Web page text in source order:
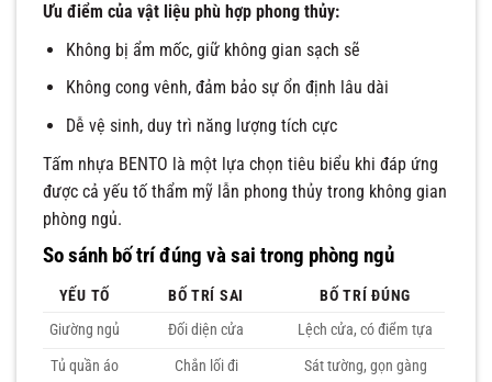
Ưu điểm của vật liệu phù hợp phong thủy:
Không bị ẩm mốc, giữ không gian sạch sẽ
Không cong vênh, đảm bảo sự ổn định lâu dài
Dễ vệ sinh, duy trì năng lượng tích cực
Tấm nhựa BENTO là một lựa chọn tiêu biểu khi đáp ứng
được cả yếu tố thẩm mỹ lẫn phong thủy trong không gian
phòng ngủ.
So sánh bố trí đúng và sai trong phòng ngủ
YẾU TỐ BỐ TRÍ SAI
BỐ TRÍ ĐÚNG
Giường ngủ
Đối diện cửa
Lệch cửa, có điểm tựa
Tủ quần áo
Chắn lối đi
Sát tường, gọn gàng